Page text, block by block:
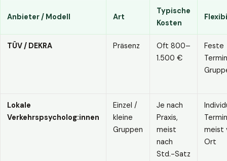
Anbieter / Modell Art
Typische
Kosten
TÜV / DEKRA Präsenz
Oft 800–
1.500 €
Feste
Lokale
Verkehrspsycholog:innen
Einzel /
kleine
Gruppen
Je nach
Praxis,
meist
nach
Std.-Satz
meist
Ort